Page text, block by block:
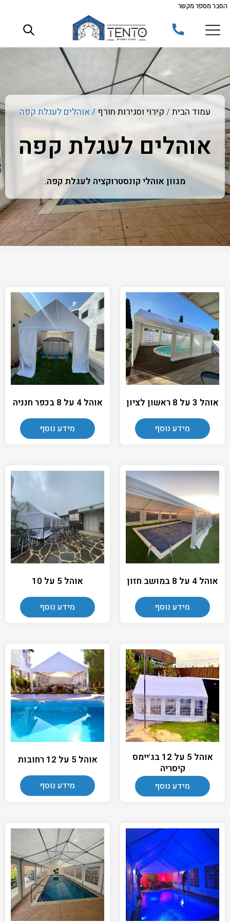
דילוג
לתוכן
הסבר מספר מקשר
עמוד הבית/ קירוי וסגירות חורף / אוהלים לעגלת קפה
אוהלים לעגלת קפה
מגוון אוהלי קונסטרוקציה לעגלת קפה.
אוהל 3 על 8 ראשון לציון
מידע נוסף
אוהל 4 על 8 בכפר חנניה
מידע נוסף
אוהל 4 על 8 במושב חזון
מידע נוסף
אוהל 5 על 10
מידע נוסף
אוהל 5 על 12 בג'יימס
קיסריה
מידע נוסף
אוהל 5 על 12 רחובות
מידע נוסף